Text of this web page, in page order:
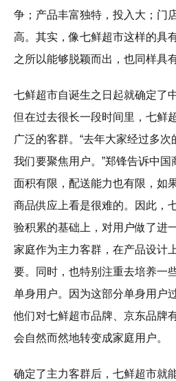
争；产品丰富独特，投入大；门
高。其实，像七鲜超市这样的具
之所以能够脱颖而出，也同样具
七鲜超市自诞生之日起就确定了
但在过去很长一段时间里，七鲜
广泛的客群。“去年大家经过多次
我们要聚焦用户。”郑锋告诉中
面积有限，配送能力也有限，如
商品供应上看是很难的。因此，
验积累的基础上，对用户做了进
家庭作为主力客群，在产品设计
要。同时，也特别注重去培养一
单身用户。因为这部分单身用户
他们对七鲜超市品牌、京东品牌
会自然而然地转变成家庭用户。
确定了主力客群后，七鲜超市就